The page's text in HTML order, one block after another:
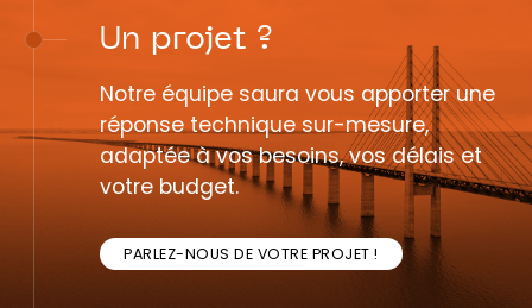
Un projet ?
Notre équipe saura vous apporter une
réponse technique sur-mesure,
adaptée à vos besoins, vos délais et
votre budget.
PARLEZ-NOUS DE VOTRE PROJET !